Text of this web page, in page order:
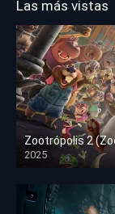
Las más vistas
Zootrópolis 2
2025
HD 1080p